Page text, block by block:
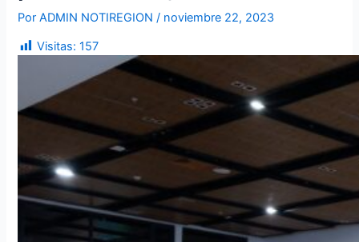
PorADMIN NOTIREGION/ noviembre 22, 2023
Visitas: 157